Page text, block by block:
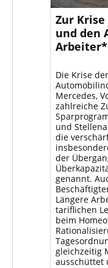
Zur
und den
Die Krise
Mercedes,
zahlreiche
und
die
der
genannt.
Längere
tariflichen
beim
gleichzeitig
ausschüttet